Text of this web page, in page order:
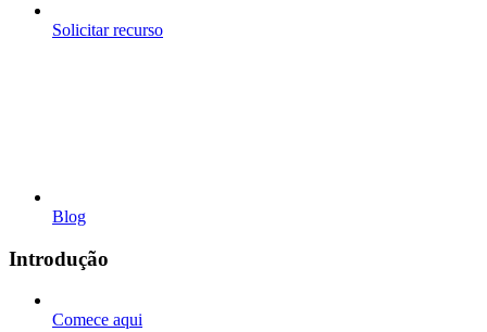
Solicitar recurso
Blog
Introdução
Comece aqui